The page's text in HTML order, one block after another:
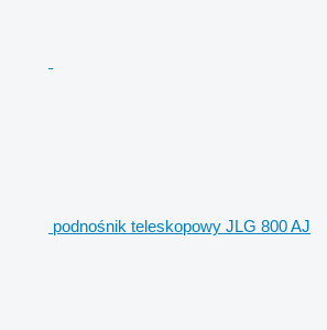
podnośnik teleskopowy JLG 800 AJ